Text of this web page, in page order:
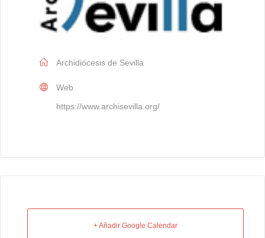
Archidiócesis de Sevilla
Web
https://www.archisevilla.org/
+ Añadir Google Calendar